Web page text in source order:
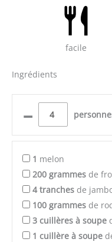
facile
Ingrédients
–
1 melon
200 grammes de
4 tranches de
100 grammes de
3 cuillères à soupe
1 cuillère à soupe